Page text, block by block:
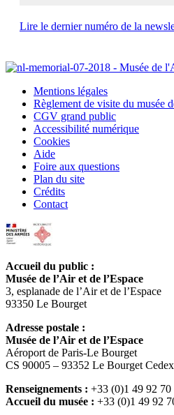
Lire le dernier numéro de la
Mentions légales
Règlement de visite du musée
CGV grand public
Accessibilité numérique
Cookies
Aide
Foire aux questions
Plan du site
Crédits
Contact
Accueil du public :
Musée de l’Air et de l’Espace
3, esplanade de l’Air et de l’Espace
93350 Le Bourget
Adresse postale :
Musée de l’Air et de l’Espace
Aéroport de Paris-Le Bourget
CS 90005 – 93352 Le Bourget Cedex
Renseignements : +33 (0)1 49 92 70
Accueil du musée : +33 (0)1 49 92